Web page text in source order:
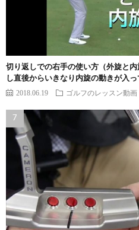
切り返しでの右手の使い方（外旋と
し直後からいきなり内旋の動きが入
2018.06.19 ゴルフのレッスン動画